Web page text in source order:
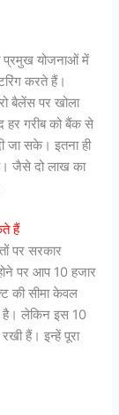
प्रमुख योजनाओं में
करते हैं।
बैलेंस पर खोला
गरीब को बैंक से
जा सके। इतना ही
जैसे दो लाख का
हैं
पर सरकार
पर आप 10 हजार
की सीमा केवल
है। लेकिन इस 10
हैं। इन्हें पूरा